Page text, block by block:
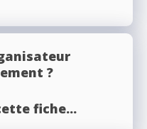
?
fiche...